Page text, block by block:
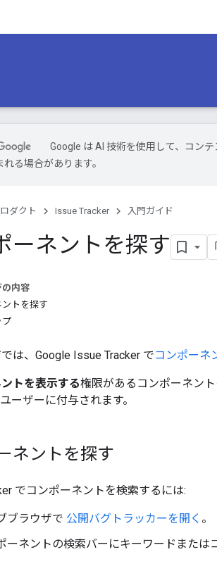
Google は AI 技術を使用して、コン
れる場合があります。
ダクト Issue Tracker 入門ガイド
ーネントを探す
の内容
ントを探す
プ
では、Google Issue Tracker でコンポーネ
ントを表示する権限があるコンポーネン
ユーザーに付与されます。
ネントを探す
でコンポーネントを検索するには:
ブラウザで 公開バグトラッカーを開く 。
ーネントの検索バーにキーワードまた